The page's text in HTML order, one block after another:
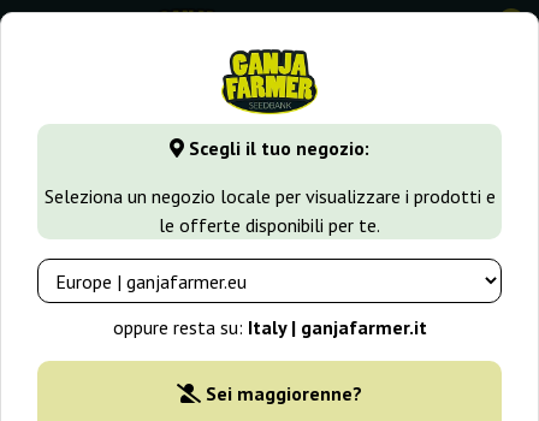
Scegli il tuo negozio:
Seleziona un negozio locale per visualizzare i prodotti e
le offerte disponibili per te.
oppure resta su: Italy | ganjafarmer.it
Sei maggiorenne?
0
GanjaFarmer.it Seedbank G13 Labs Skunk 1